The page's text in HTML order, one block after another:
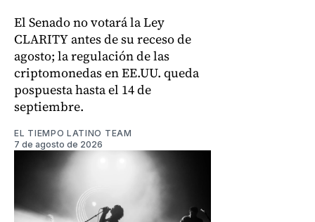
El Senado no votará la Ley
CLARITY antes de su receso de
agosto; la regulación de las
criptomonedas en EE.UU. queda
pospuesta hasta el 14 de
septiembre.
EL TIEMPO LATINO TEAM
7 de agosto de 2026